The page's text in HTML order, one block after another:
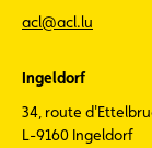
acl@acl.lu
Ingeldorf
34, route
L-9160 Ingeldorf